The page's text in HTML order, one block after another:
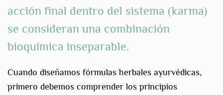
acción final dentro del sistema (karma)
se consideran una combinación
bioquímica inseparable.
Cuando diseñamos fórmulas herbales ayurvédicas,
primero debemos comprender los principios